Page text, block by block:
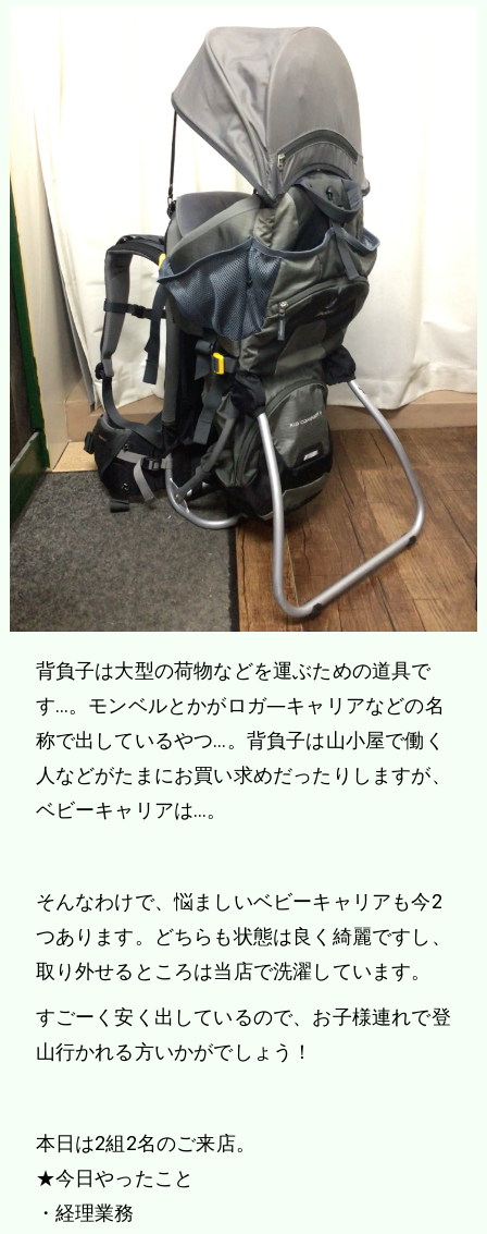
背負子は大型の荷物などを運ぶための道具で
す…。モンベルとかがロガ―キャリアなどの名
称で出しているやつ…。背負子は山小屋で働く
人などがたまにお買い求めだったりしますが、
ベビーキャリアは…。
そんなわけで、悩ましいベビーキャリアも今2
つあります。どちらも状態は良く綺麗ですし、
取り外せるところは当店で洗濯しています。
すごーく安く出しているので、お子様連れで登
山行かれる方いかがでしょう！
本日は2組2名のご来店。
★今日やったこと
・経理業務